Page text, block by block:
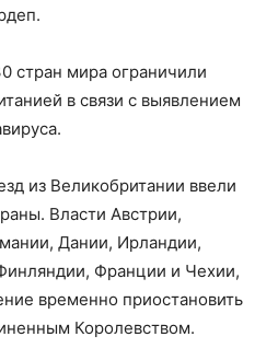
стран мира ограничили
в связи с выявлением
из Великобритании ввели
Власти Австрии,
Дании, Ирландии,
Франции и Чехии,
временно приостановить
Королевством.